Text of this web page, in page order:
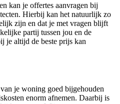
kan je offertes aanvragen bij
Hierbij kan het natuurlijk zo
zijn en dat je met vragen blijft
partij tussen jou en de
je altijd de beste prijs kan
je woning goed bijgehouden
enorm afnemen. Daarbij is